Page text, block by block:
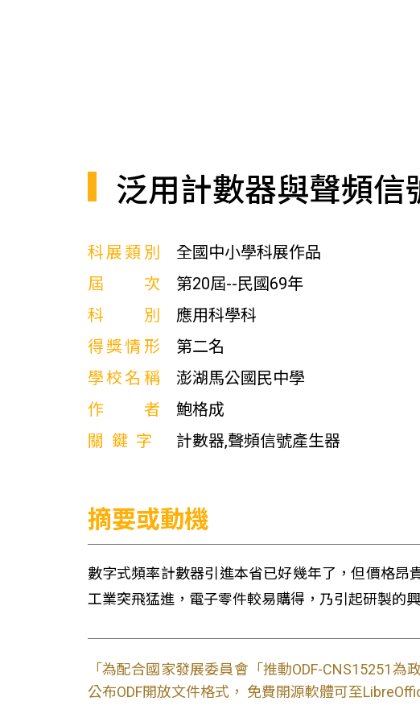
泛用計數器與聲頻信
科展類別
全國中小學科展作品
屆次
第20屆--民國69年
科別
應用科學科
得獎情形
第二名
學校名稱
澎湖馬公國民中學
作者
鮑格成
關鍵字
計數器,聲頻信號產生器
摘要或動機
數字式頻率計數器引進本省已好幾年了，但價格
工業突飛猛進，電子零件較易購得，乃引起研製的興
「為配合國家發展委員會「推動ODF-CNS15251
公布ODF開放文件格式， 免費開源軟體可至